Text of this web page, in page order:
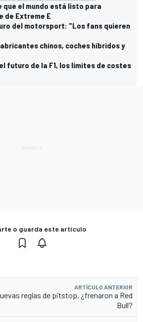
que el mundo está listo para
de Extreme E
del motorsport: "Los fans quieren
chinos, coches híbridos y
futuro de la F1, los límites de costes
o guarda este artículo
ARTÍCULO ANTERIOR
reglas de pitstop, ¿frenaron a Red
Bull?